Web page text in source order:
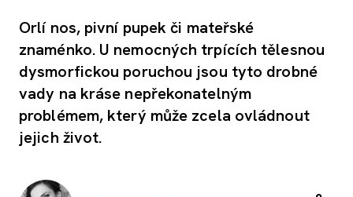
Orlí nos, pivní pupek či mateřské
znaménko. U nemocných trpících tělesnou
dysmorfickou poruchou jsou tyto drobné
vady na kráse nepřekonatelným
problémem, který může zcela ovládnout
jejich život.